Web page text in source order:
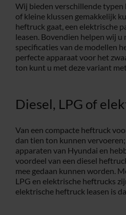
Wij bieden verschillende
of kleine klussen gemakkelijk
heftruck gaat, een elektrische
leasen. Bovendien helpen wij
specificaties van de modellen
perfecte apparaat voor het
ton kunt u met deze variant
Diesel, LPG of
Van een compacte heftruck
dan tien ton kunnen
apparaten van Hyundai en
voordeel van een diesel
mee gedaan kunnen worden.
LPG en elektrische heftrucks
elektrische heftruck leasen is